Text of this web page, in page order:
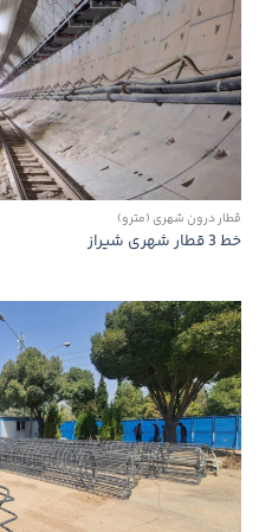
قطار درون شهری (مترو)
خط 3 قطار شهری شیراز